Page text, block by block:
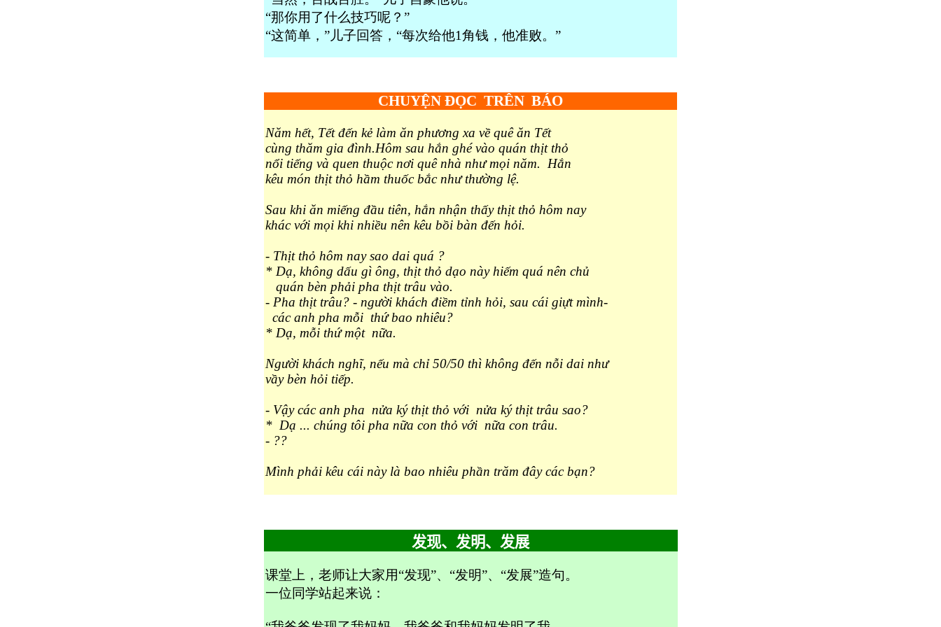
“那你用了什么技巧呢？”
“这简单，”儿子回答，“每次给他1角钱，他准败。”
CHUYỆN ĐỌC TRÊN BÁO
Năm hết, Tết đến kẻ làm ăn phương xa về quê ăn Tết
cùng thăm gia đình.Hôm sau hắn ghé vào quán thịt thỏ
nổi tiếng và quen thuộc nơi quê nhà như mọi năm. Hắn
kêu món thịt thỏ hầm thuốc bắc như thường lệ.
Sau khi ăn miếng đầu tiên, hắn nhận thấy thịt thỏ hôm nay
khác với mọi khi nhiều nên kêu bồi bàn đến hỏi.
- Thịt thỏ hôm nay sao dai quá ?
* Dạ, không dấu gì ông, thịt thỏ dạo này hiếm quá nên chủ
quán bèn phải pha thịt trâu vào.
- Pha thịt trâu? - người khách điềm tỉnh hỏi, sau cái giựt mình-
các anh pha mỗi thứ bao nhiêu?
* Dạ, mỗi thứ một nữa.
Người khách nghĩ, nếu mà chỉ 50/50 thì không đến nỗi dai như
vầy bèn hỏi tiếp.
- Vậy các anh pha nửa ký thịt thỏ với nửa ký thịt trâu sao?
* Dạ ... chúng tôi pha nữa con thỏ với nữa con trâu.
- ??
Mình phải kêu cái này là bao nhiêu phần trăm đây các bạn?
发现、发明、发展
课堂上，老师让大家用“发现”、“发明”、“发展”造句。
一位同学站起来说：